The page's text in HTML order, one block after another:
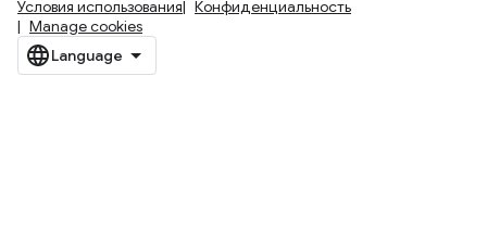
Условия использования
Конфиденциальность
Manage cookies